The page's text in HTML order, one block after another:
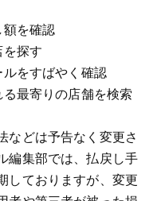
を確認
探す
をすばやく確認
最寄りの店舗を検索
などは予告なく変更さ
編集部では、払戻し手
しておりますが、変更